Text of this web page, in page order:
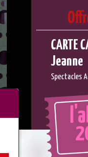
CARTE
Jeanne
Spectacles